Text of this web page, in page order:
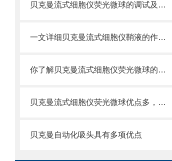
贝克曼流式细胞仪荧光微球的调试及使用
一文详细贝克曼流式细胞仪鞘液的作用原理
你了解贝克曼流式细胞仪荧光微球的制备之怎样的吗
贝克曼流式细胞仪荧光微球优点多，实用效果好
贝克曼自动化吸头具有多项优点